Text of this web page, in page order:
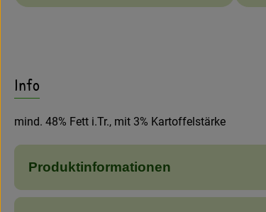
Info
mind. 48% Fett i.Tr., mit 3% Kartoffelstärke
Produktinformationen